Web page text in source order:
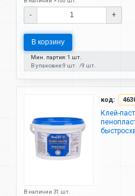
- +
В корзину
Мин. партия: 1 шт.
В упаковке:9 шт. 9 шт.
код:
Клей-
В наличии 31 шт.